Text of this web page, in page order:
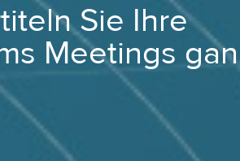
Sie Ihre
Meetings